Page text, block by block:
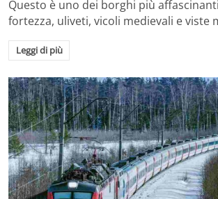
Questo è uno dei borghi più affascinanti
fortezza, uliveti, vicoli medievali e viste
Leggi di più